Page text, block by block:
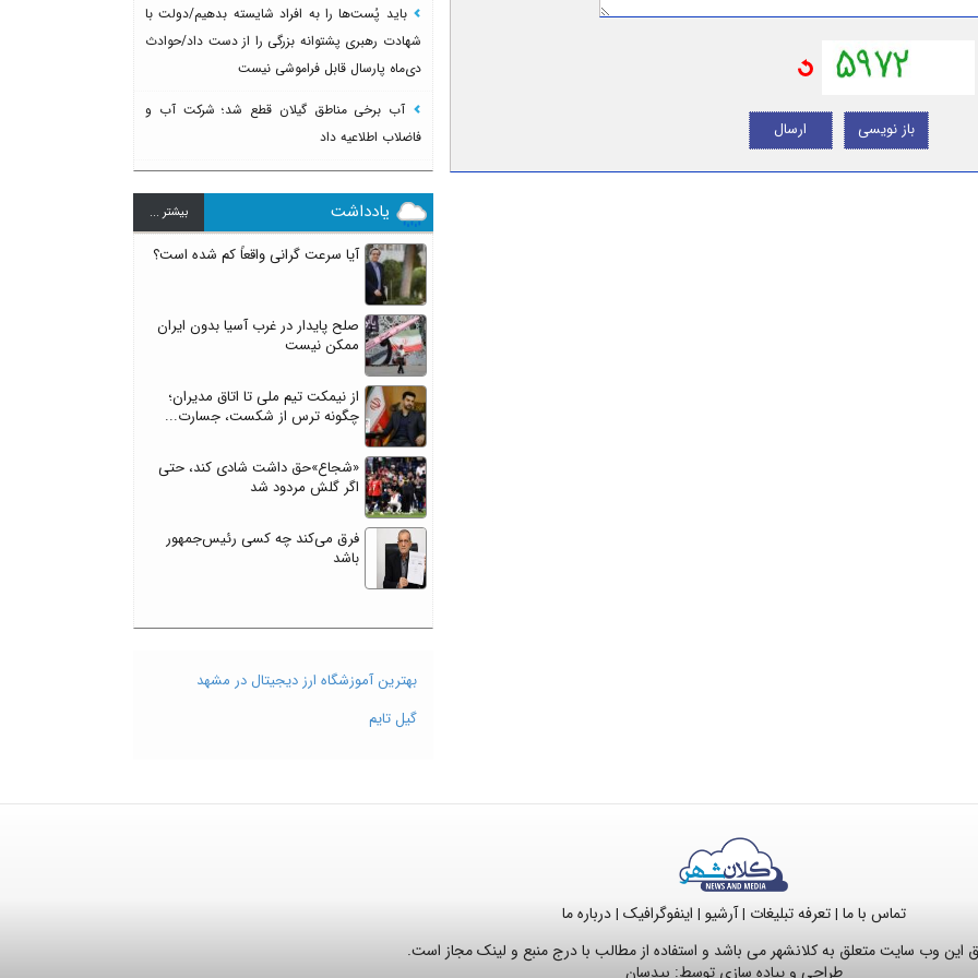
ارسال باز نویسی
باید پُست‌ها را به افراد شایسته بدهیم/دولت با
شهادت رهبری پشتوانه بزرگی را از دست داد/حوادث
دی‌ماه پارسال قابل فراموشی نیست
آب برخی مناطق گیلان قطع شد؛ شرکت آب و
فاضلاب اطلاعیه داد
یادداشت بيشتر ...
آیا سرعت گرانی واقعاً کم شده است؟
صلح پایدار در غرب آسیا بدون ایران
ممکن نیست
از نیمکت تیم ملی تا اتاق مدیران؛
چگونه ترس از شکست، جسارت...
«شجاع»حق داشت شادی کند، حتی
اگر گلش مردود شد
فرق می‌کند چه کسی رئیس‌جمهور
باشد
بهترین آموزشگاه ارز دیجیتال در مشهد
گیل تایم
تماس با ما |تعرفه تبلیغات |آرشیو | اینفوگرافیک |درباره ما
وب سایت متعلق به کلانشهر می باشد و استفاده از مطالب با درج منبع و لینک مجاز است.
طراحی و پیاده سازی توسط: بیدسان